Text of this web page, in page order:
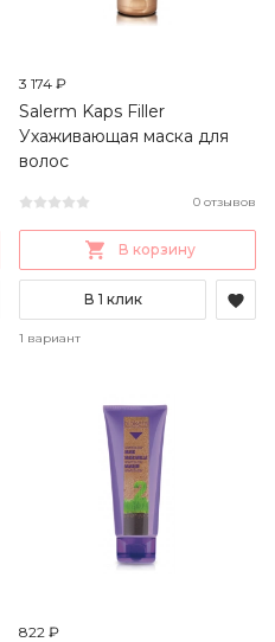
3 174 ₽
Salerm Kaps Filler
Ухаживающая маска для
волос
0 отзывов
В корзину
В 1 клик
1 вариант
822 ₽